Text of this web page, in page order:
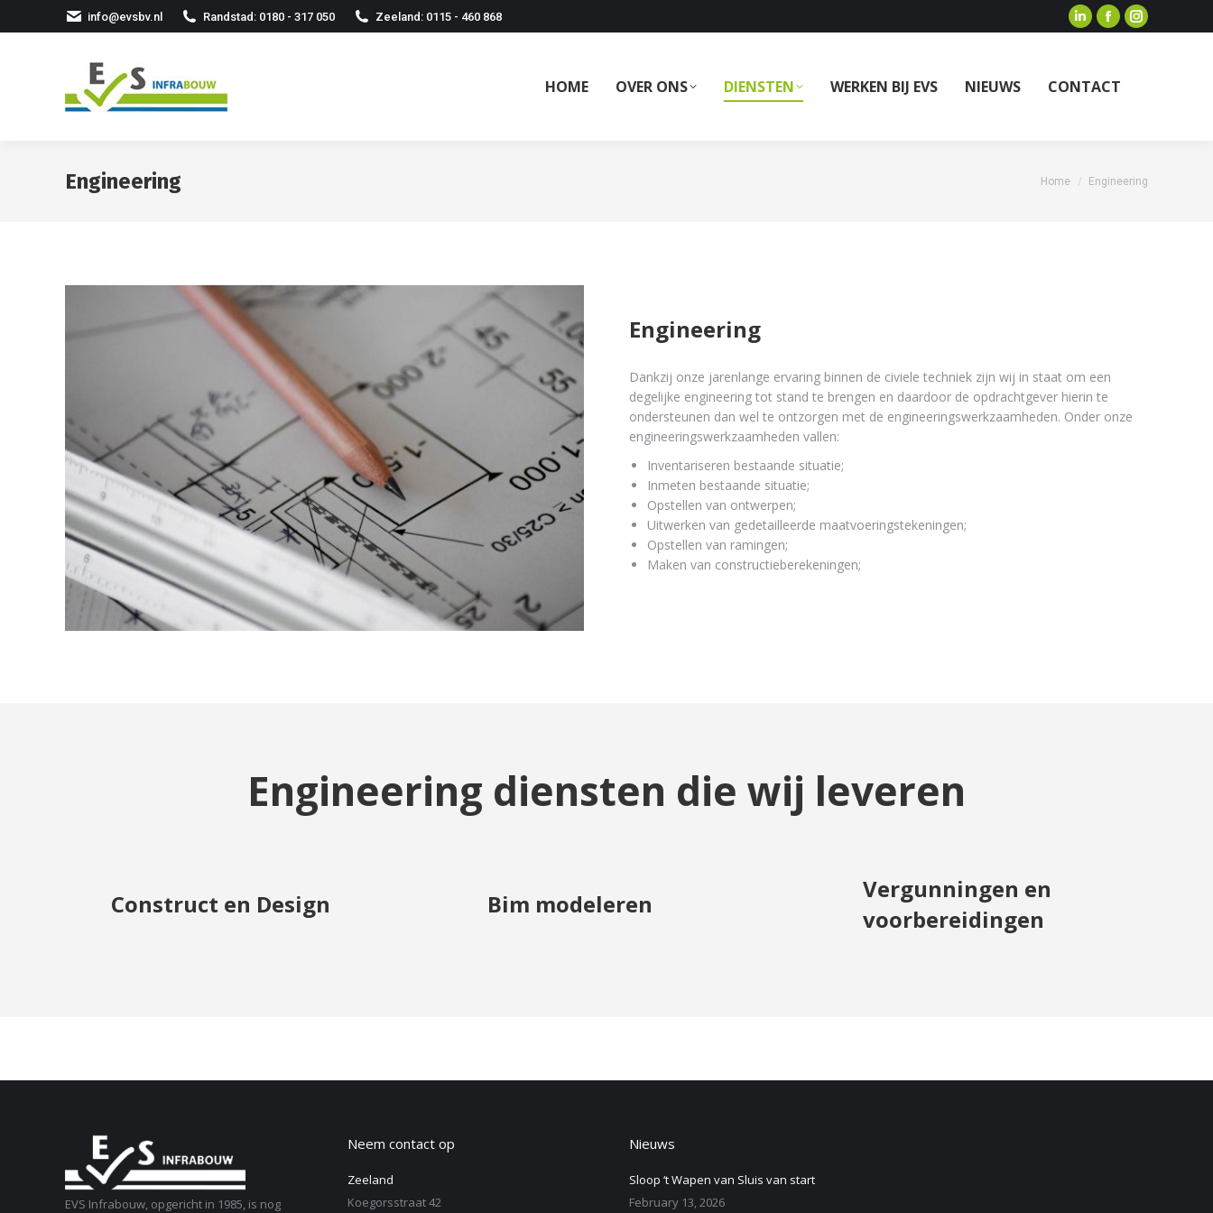
info@evsbv.nl Randstad: 0180 - 317 050 Zeeland: 0115 - 460 868
HOME OVER ONS DIENSTEN WERKEN BIJ EVS NIEUWS CONTACT
Engineering You are here:
Home Engineering
Engineering
Dankzij onze jarenlange ervaring binnen de civiele techniek zijn wij in staat om een
degelijke engineering tot stand te brengen en daardoor de opdrachtgever hierin te
ondersteunen dan wel te ontzorgen met de engineeringswerkzaamheden. Onder onze
engineeringswerkzaamheden vallen:
Inventariseren bestaande situatie;
Inmeten bestaande situatie;
Opstellen van ontwerpen;
Uitwerken van gedetailleerde maatvoeringstekeningen;
Opstellen van ramingen;
Maken van constructieberekeningen;
Engineering diensten die wij leveren
Construct en Design Bim modeleren
Vergunningen en
voorbereidingen
EVS Infrabouw, opgericht in 1985, is nog
Neem contact op
Zeeland
Koegorsstraat 42
Nieuws
Sloop ‘t Wapen van Sluis van start
February 13, 2026